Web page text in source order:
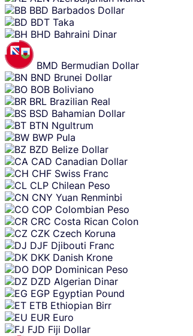
BBD Barbados Dollar
BDT Taka
BHD Bahraini Dinar
BMD Bermudian Dollar
BND Brunei Dollar
BOB Boliviano
BRL Brazilian Real
BSD Bahamian Dollar
BTN Ngultrum
BWP Pula
BZD Belize Dollar
CAD Canadian Dollar
CHF Swiss Franc
CLP Chilean Peso
CNY Yuan Renminbi
COP Colombian Peso
CRC Costa Rican Colon
CZK Czech Koruna
DJF Djibouti Franc
DKK Danish Krone
DOP Dominican Peso
DZD Algerian Dinar
EGP Egyptian Pound
ETB Ethiopian Birr
EUR Euro
FJD Fiji Dollar